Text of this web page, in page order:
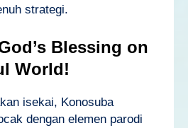
strategi.
Blessing on
World!
isekai, Konosuba
dengan elemen parodi